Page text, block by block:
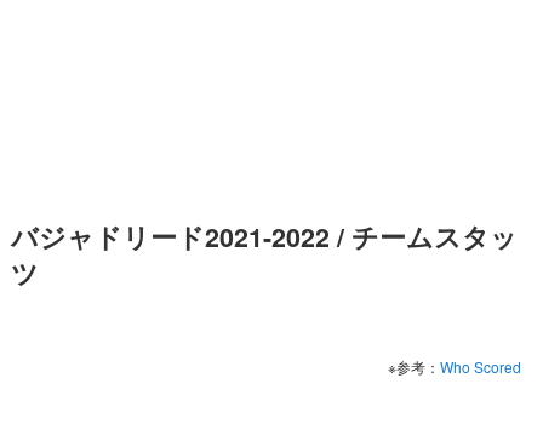
バジャドリード2021-2022 / チームスタッ
ツ
※参考：Who Scored